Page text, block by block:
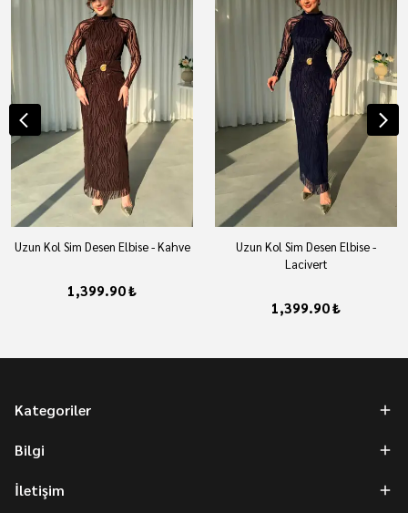
Uzun Kol Sim Desen Elbise - Kahve
1,399.90 ₺
Uzun Kol Sim Desen Elbise -
Lacivert
1,399.90 ₺
Kategoriler
Bilgi
İletişim